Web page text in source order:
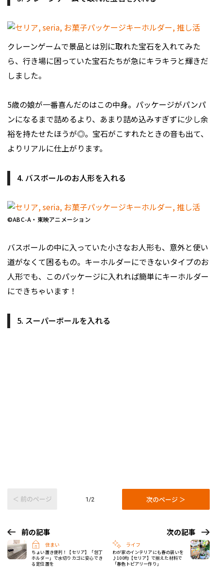
クレーンゲームで景品とは別に取れた宝石を入れてみた
ら、行き場に困っていた宝石たちが急にキラキラと輝きだ
しました。
5歳の娘が一番喜んだのはこの中身。パッケージがパンパ
ンになるまで詰めるより、あまり詰め込みすぎずに少し余
裕を持たせたほうが◎。宝石がこすれたときの音も出て、
よりリアルに仕上がります。
4. バスボールのお人形を入れる
©ABC-A・東映アニメーション
バスボールの中に入っていた小さなお人形も、意外と使い
道がなくて困るもの。キーホルダーにできないタイプのお
人形でも、このパッケージに入れれば簡単にキーホルダー
にできちゃいます！
5. スーパーボールを入れる
＜ 前のページ 1/2 次のページ ＞
前の記事
住まい
ちょい置き便利！【セリア】「包丁
ホルダー」で水切りカゴに安心でき
る定位置を
次の記事
ライフ
わが家のインテリアにも春の装いを
♪100均【セリア】で揃えた材料で
「春色トピアリー作り」